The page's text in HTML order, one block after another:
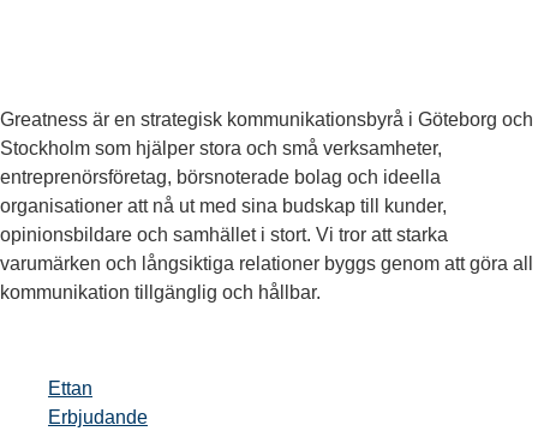
Greatness är en strategisk kommunikationsbyrå i Göteborg och
Stockholm som hjälper stora och små verksamheter,
entreprenörsföretag, börsnoterade bolag och ideella
organisationer att nå ut med sina budskap till kunder,
opinionsbildare och samhället i stort. Vi tror att starka
varumärken och långsiktiga relationer byggs genom att göra all
kommunikation tillgänglig och hållbar.
Ettan
Erbjudande